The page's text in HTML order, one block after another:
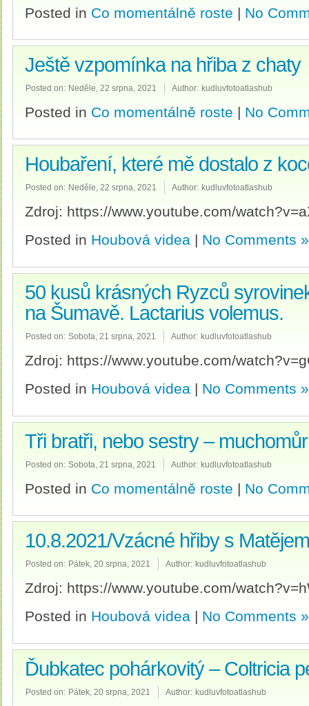
Posted in Co momentálně roste | No
Ještě vzpomínka na hřiba z chaty
Posted on: Neděle, 22 srpna, 2021 Author: kudluvfotoatlashub
Posted in Co momentálně roste | No
Houbaření, které mě dostalo z
Posted on: Neděle, 22 srpna, 2021 Author: kudluvfotoatlashub
Zdroj: https://www.youtube.com/
Posted in Houbová videa | No Comments »
50 kusů krásných Ryzců
na Šumavě. Lactarius volemus.
Posted on: Sobota, 21 srpna, 2021 Author: kudluvfotoatlashub
Zdroj: https://www.youtube.com/
Posted in Houbová videa | No Comments »
Tři bratři, nebo sestry –
Posted on: Sobota, 21 srpna, 2021 Author: kudluvfotoatlashub
Posted in Co momentálně roste | No
10.8.2021/Vzácné hřiby s
Posted on: Pátek, 20 srpna, 2021 Author: kudluvfotoatlashub
Zdroj: https://www.youtube.com/
Posted in Houbová videa | No Comments »
Ďubkatec pohárkovitý – Coltricia
Posted on: Pátek, 20 srpna, 2021 Author: kudluvfotoatlashub